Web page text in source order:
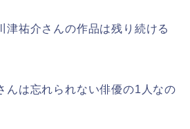
津祐介さんの作品は残り続ける
んは忘れられない俳優の1人なの